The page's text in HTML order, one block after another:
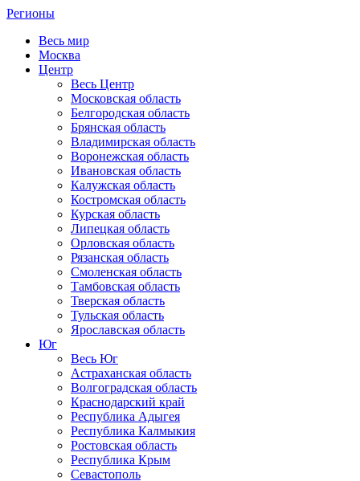
Регионы
Весь мир
Москва
Центр
Весь Центр
Московская область
Белгородская область
Брянская область
Владимирская область
Воронежская область
Ивановская область
Калужская область
Костромская область
Курская область
Липецкая область
Орловская область
Рязанская область
Смоленская область
Тамбовская область
Тверская область
Тульская область
Ярославская область
Юг
Весь Юг
Астраханская область
Волгоградская область
Краснодарский край
Республика Адыгея
Республика Калмыкия
Ростовская область
Республика Крым
Севастополь